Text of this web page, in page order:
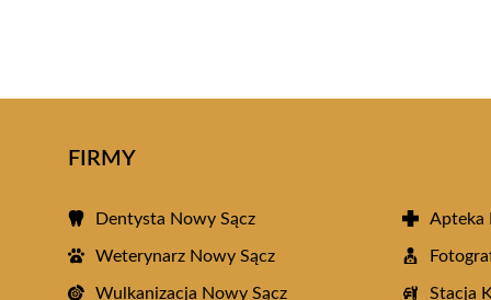
FIRMY
Dentysta Nowy Sącz Apteka
Weterynarz Nowy Sącz
Wulkanizacja Nowy Sącz Stacja